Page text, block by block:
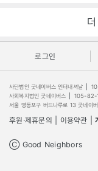
로그인
사단법인 굿네이버스 인터내셔날
사회복지법인 굿네이버스
105-82-
서울 영등포구 버드나루로 13 굿네이
후원·제휴문의 이용약관
Ⓒ Good Neighbors